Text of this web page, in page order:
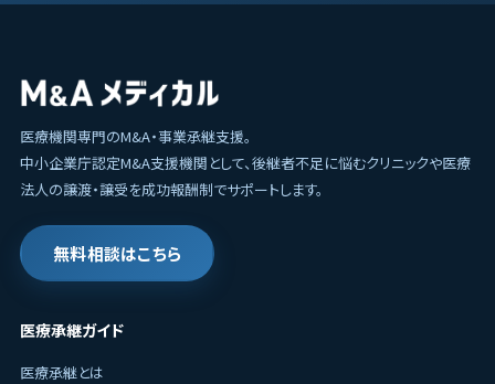
医療機関専門のM&A・事業承継支援。
中小企業庁認定M&A支援機関として、後継者不足に悩むクリニックや医療
法人の譲渡・譲受を成功報酬制でサポートします。
無料相談はこちら
医療承継ガイド
医療承継とは